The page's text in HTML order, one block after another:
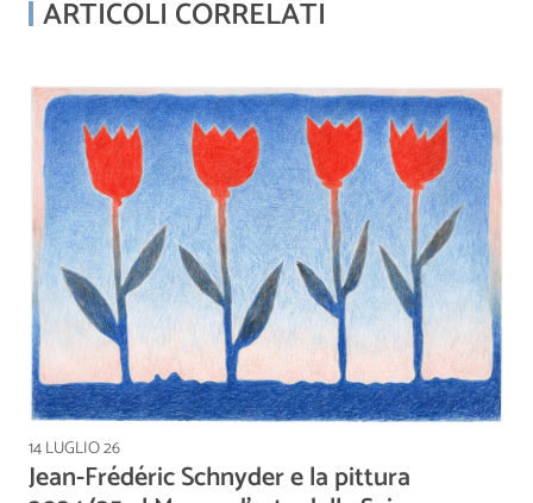
ARTICOLI CORRELATI
14 LUGLIO 26
Jean-Frédéric Schnyder e la pittura